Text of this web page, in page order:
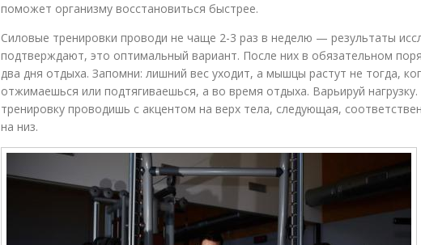
поможет организму восстановиться быстрее.
Силовые тренировки проводи не чаще 2-3 раз в неделю — результаты
подтверждают, это оптимальный вариант. После них в обязательном
два дня отдыха. Запомни: лишний вес уходит, а мышцы растут не тогда,
отжимаешься или подтягиваешься, а во время отдыха. Варьируй
тренировку проводишь с акцентом на верх тела, следующая,
на низ.